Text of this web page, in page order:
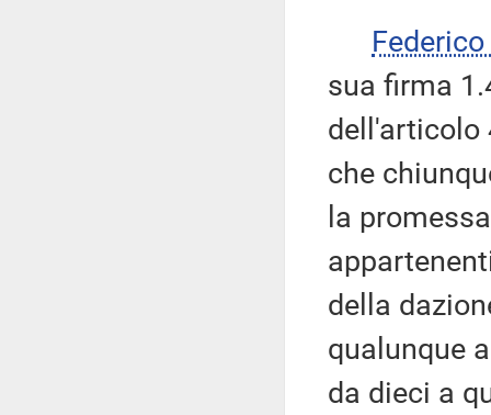
Federico
sua firma
dell'articolo
che
la
della
qualunque
da dieci a